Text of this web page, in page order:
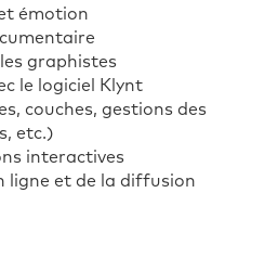
émotion
graphistes
le logiciel Klynt
couches, gestions des
etc.)
interactives
ligne et de la diffusion